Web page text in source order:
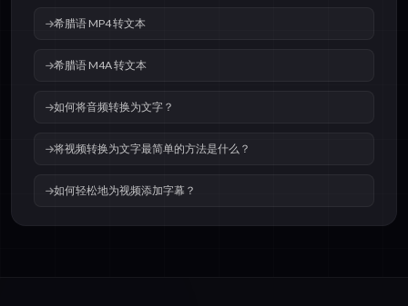
希腊语 MP4 转文本
希腊语 M4A 转文本
如何将音频转换为文字？
将视频转换为文字最简单的方法是什么？
如何轻松地为视频添加字幕？